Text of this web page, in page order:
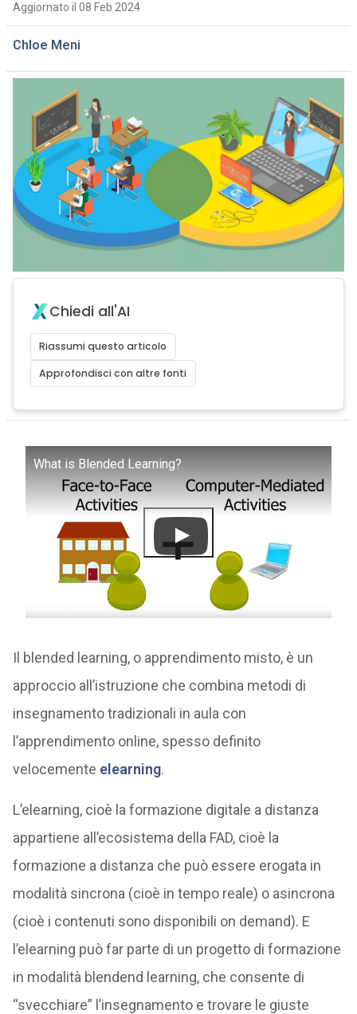
Aggiornato il 08 Feb 2024
Chloe Meni
Chiedi all'AI
Riassumi questo articolo
Approfondisci con altre fonti
What is Blended Learning?
Il blended learning, o apprendimento misto, è un
approccio all’istruzione che combina metodi di
insegnamento tradizionali in aula con
l’apprendimento online, spesso definito
velocemente elearning.
L’elearning, cioè la formazione digitale a distanza
appartiene all’ecosistema della FAD, cioè la
formazione a distanza che può essere erogata in
modalità sincrona (cioè in tempo reale) o asincrona
(cioè i contenuti sono disponibili on demand). E
l’elearning può far parte di un progetto di formazione
in modalità blendend learning, che consente di
“svecchiare” l’insegnamento e trovare le giuste